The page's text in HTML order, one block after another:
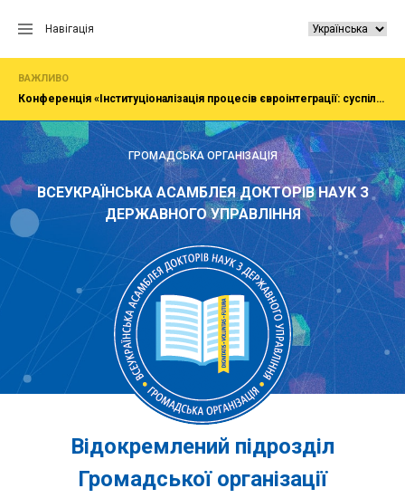
Навігація
ВАЖЛИВО
Конференція «Інституціоналізація процесів євроінтеграції: суспільство, економіка, адміністрування»
ГРОМАДСЬКА ОРГАНІЗАЦІЯ
ВСЕУКРАЇНСЬКА АСАМБЛЕЯ ДОКТОРІВ НАУК З
ДЕРЖАВНОГО УПРАВЛІННЯ
Відокремлений підрозділ
Громадської організації